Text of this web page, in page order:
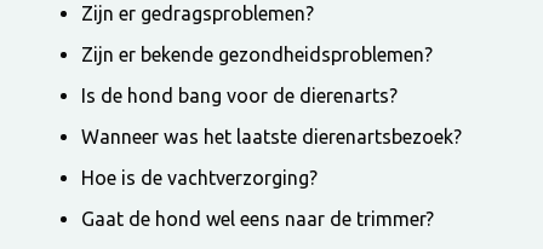
Zijn er gedragsproblemen?
Zijn er bekende gezondheidsproblemen?
Is de hond bang voor de dierenarts?
Wanneer was het laatste dierenartsbezoek?
Hoe is de vachtverzorging?
Gaat de hond wel eens naar de trimmer?